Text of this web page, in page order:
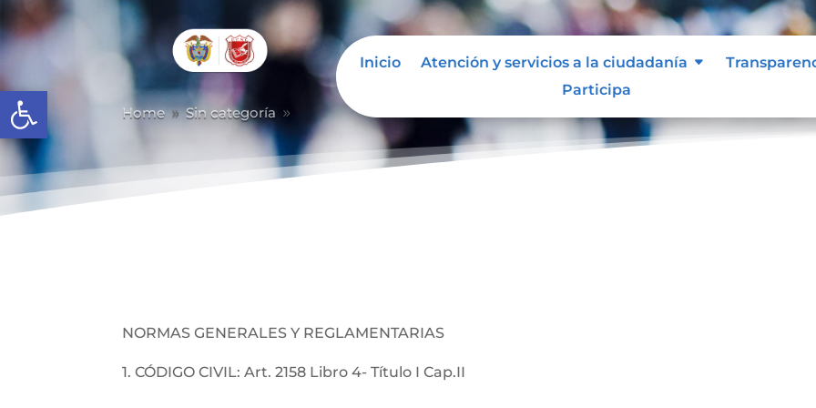
Abrir barra de herramientas
Inicio Atención y servicios a la ciudadanía
Participa
Home 9 Sin categoría 9
NORMAS GENERALES Y REGLAMENTARIAS
1. CÓDIGO CIVIL: Art. 2158 Libro 4- Título I Cap.II